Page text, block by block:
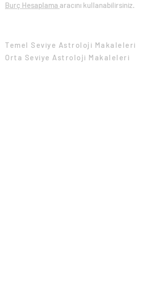
Burç Hesaplama aracını kullanabilirsiniz.
Temel Seviye Astroloji Makaleleri​
Orta Seviye Astroloji Makaleleri​